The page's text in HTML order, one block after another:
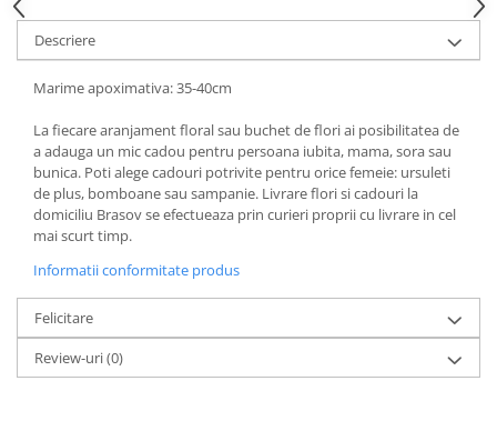
Descriere
Marime apoximativa: 35-40cm
La fiecare aranjament floral sau buchet de flori ai posibilitatea de
a adauga un mic cadou pentru persoana iubita, mama, sora sau
bunica. Poti alege cadouri potrivite pentru orice femeie: ursuleti
de plus, bomboane sau sampanie. Livrare flori si cadouri la
domiciliu Brasov se efectueaza prin curieri proprii cu livrare in cel
mai scurt timp.
Informatii conformitate produs
Felicitare
Review-uri(0)